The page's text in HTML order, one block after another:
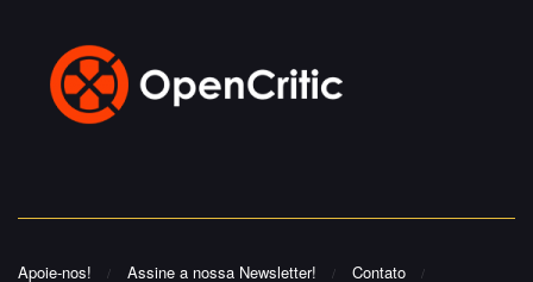
Apoie-nos! Assine a nossa Newsletter! Contato